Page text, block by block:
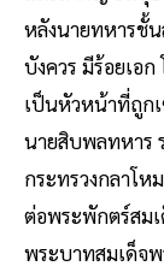
หลังนายทหารชั้
บังควร มีร้อยเอ
เป็นหัวหน้าที่ถูก
นายสิบพลทหาร
กระทรวงกลาโ
ต่อพระพักตร์สม
พระบาทสมเด็จพ